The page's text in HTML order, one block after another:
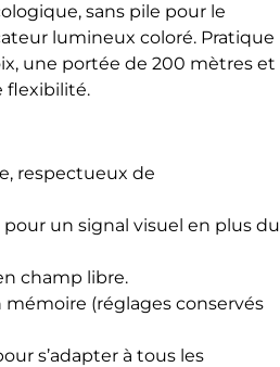
sans pile pour le
lumineux coloré. Pratique
une portée de 200 mètres et
flexibilité.
respectueux de
un signal visuel en plus du
champ libre.
(réglages conservés
s’adapter à tous les